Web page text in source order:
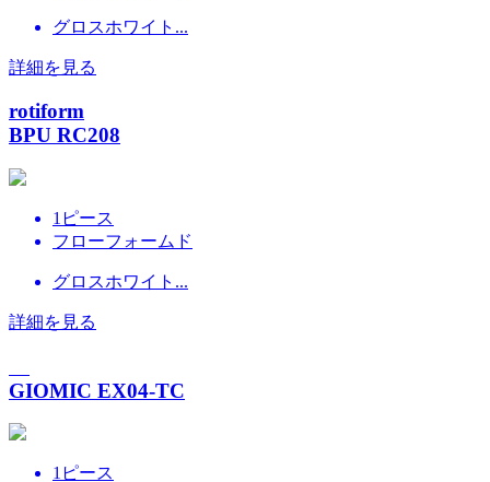
グロスホワイト...
詳細を見る
rotiform
BPU RC208
1ピース
フローフォームド
グロスホワイト...
詳細を見る
GIOMIC EX04-TC
1ピース